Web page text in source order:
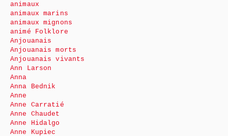
animaux
animaux marins
animaux mignons
animé Folklore
Anjouanais
Anjouanais morts
Anjouanais vivants
Ann Larson
Anna
Anna Bednik
Anne
Anne Carratié
Anne Chaudet
Anne Hidalgo
Anne Kupiec